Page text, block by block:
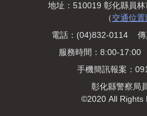
地址：510019 彰化縣員
（交通位置
電話：(04)832-0114 傳
服務時間：8:00-17:00
手機簡訊報案：
彰化縣警察局
©2020 All Rights